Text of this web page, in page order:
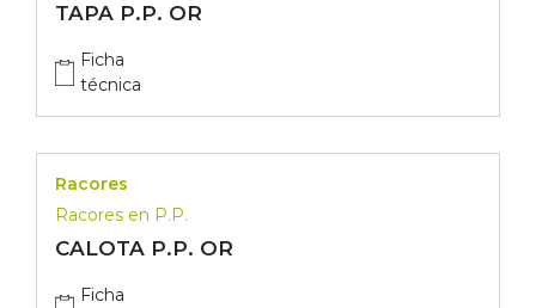
TAPA P.P. OR
Ficha
técnica
Racores
Racores en P.P.
CALOTA P.P. OR
Ficha